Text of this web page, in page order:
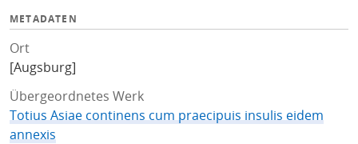
METADATEN
Ort
[Augsburg]
Übergeordnetes Werk
Totius Asiae continens cum praecipuis insulis eidem
annexis